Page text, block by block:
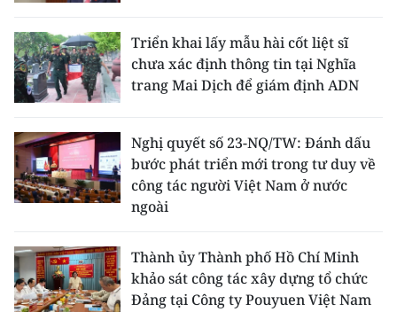
Triển khai lấy mẫu hài cốt liệt sĩ
chưa xác định thông tin tại Nghĩa
trang Mai Dịch để giám định ADN
Nghị quyết số 23-NQ/TW: Đánh dấu
bước phát triển mới trong tư duy về
công tác người Việt Nam ở nước
ngoài
Thành ủy Thành phố Hồ Chí Minh
khảo sát công tác xây dựng tổ chức
Đảng tại Công ty Pouyuen Việt Nam